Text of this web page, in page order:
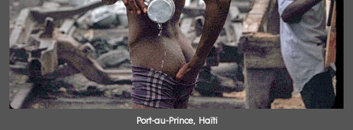
Port-au-Prince, Haïti